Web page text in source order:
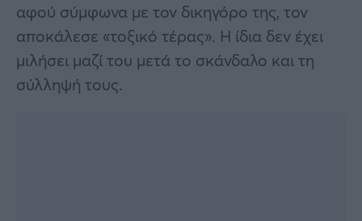
αφού σύμφωνα με τον δικηγόρο της, τον
αποκάλεσε «τοξικό τέρας». Η ίδια δεν έχει
μιλήσει μαζί του μετά το σκάνδαλο και τη
σύλληψή τους.